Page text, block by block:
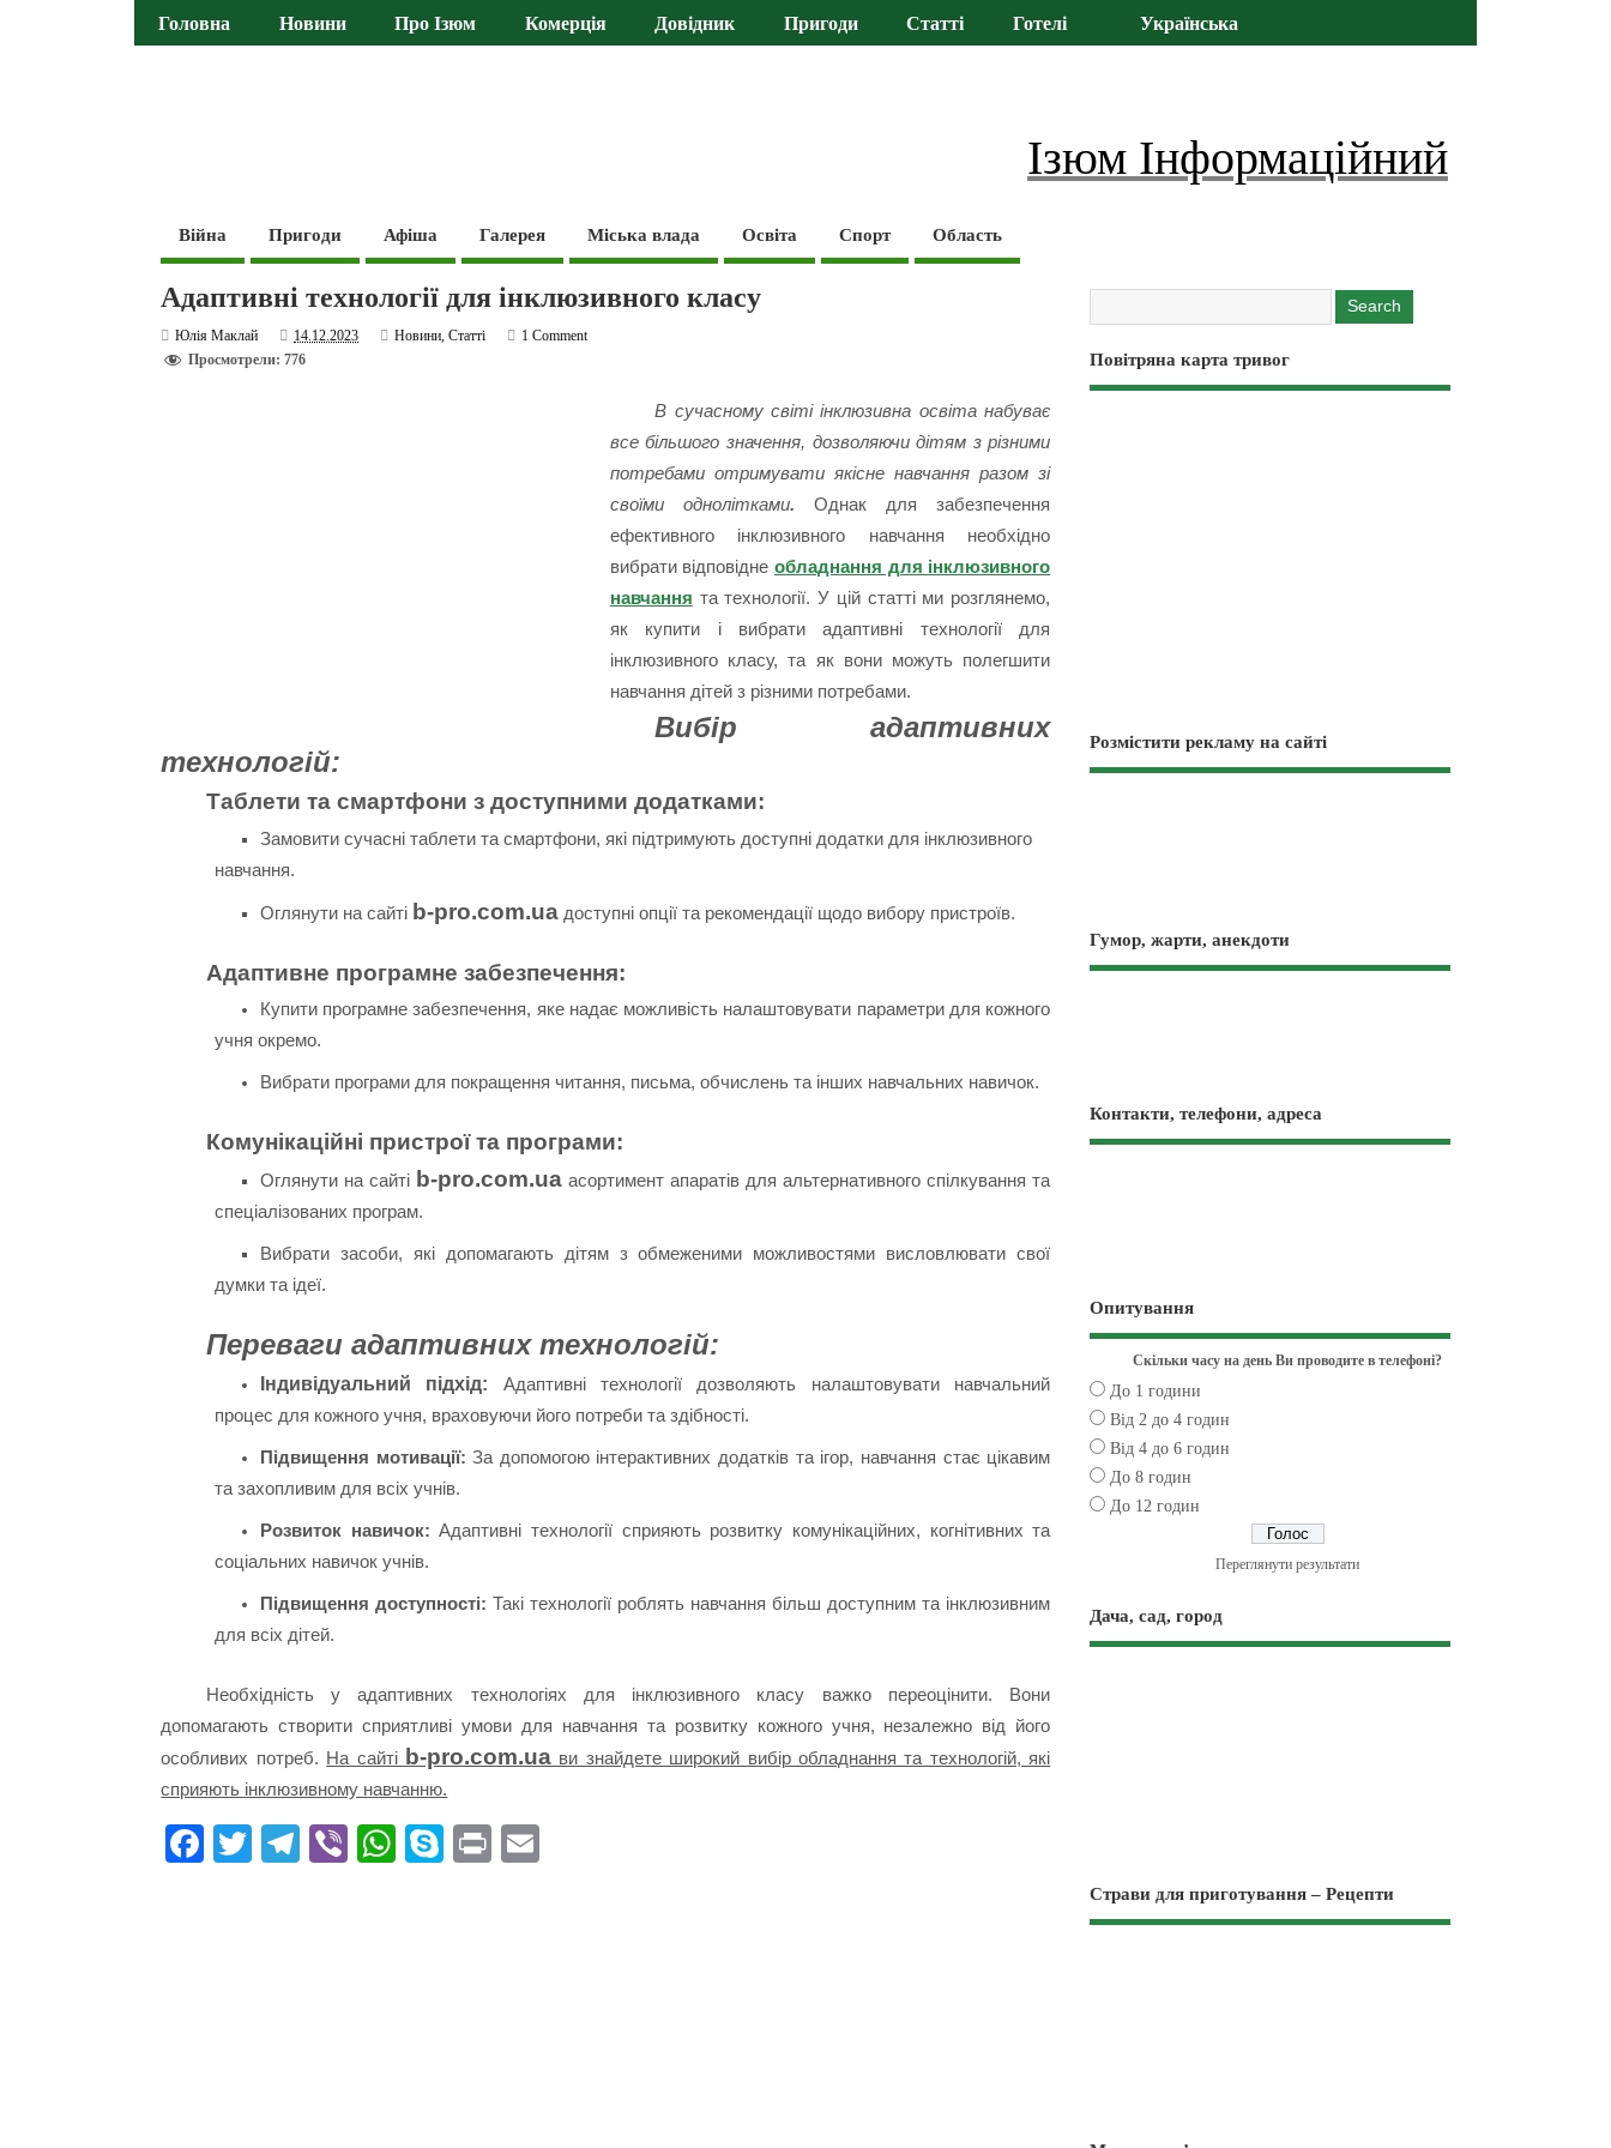
Головна Новини Про Ізюм Комерція Довідник Пригоди Статті Готелі Українська
Ізюм Інформаційний
Війна Пригоди Афіша Галерея Міська влада Освіта Спорт Область
Адаптивні технології для інклюзивного класу
Юлія Маклай 14.12.2023 Новини,Статті
1 Comment
Просмотрели: 776
В сучасному світі інклюзивна освіта набуває
все більшого значення, дозволяючи дітям з різними
потребами отримувати якісне навчання разом зі
своїми однолітками. Однак для забезпечення
ефективного інклюзивного навчання необхідно
вибрати відповіднеобладнання для інклюзивного
навчання та технології. У цій статті ми розглянемо,
як купити і вибрати адаптивні технології для
інклюзивного класу, та як вони можуть полегшити
навчання дітей з різними потребами.
Вибір адаптивних
технологій:
Таблети та смартфони з доступними додатками:
Замовити сучасні таблети та смартфони, які підтримують доступні додатки для інклюзивного
навчання.
Оглянути на сайті b-pro.com.uaдоступні опції та рекомендації щодо вибору пристроїв.
Адаптивне програмне забезпечення:
Купити програмне забезпечення, яке надає можливість налаштовувати параметри для кожного
учня окремо.
Вибрати програми для покращення читання, письма, обчислень та інших навчальних навичок.
Комунікаційні пристрої та програми:
Оглянути на сайті b-pro.com.ua асортимент апаратів для альтернативного спілкування та
спеціалізованих програм.
Вибрати засоби, які допомагають дітям з обмеженими можливостями висловлювати свої
думки та ідеї.
Переваги адаптивних технологій:
Індивідуальний підхід: Адаптивні технології дозволяють налаштовувати навчальний
процес для кожного учня, враховуючи його потреби та здібності.
Підвищення мотивації: За допомогою інтерактивних додатків та ігор, навчання стає цікавим
та захопливим для всіх учнів.
Розвиток навичок: Адаптивні технології сприяють розвитку комунікаційних, когнітивних та
соціальних навичок учнів.
Підвищення доступності: Такі технології роблять навчання більш доступним та інклюзивним
для всіх дітей.
Необхідність у адаптивних технологіях для інклюзивного класу важко переоцінити. Вони
допомагають створити сприятливі умови для навчання та розвитку кожного учня, незалежно від його
особливих потреб. На сайті b-pro.com.ua ви знайдете широкий вибір обладнання та технологій, які
сприяють інклюзивному навчанню.
Fa T
Te Vi
W
S
Pr
Повітряна карта тривог
Розмістити рекламу на сайті
Гумор, жарти, анекдоти
Контакти, телефони, адреса
Опитування
Скільки часу на день Ви проводите в телефоні?
До 1 години
Від 2 до 4 годин
Від 4 до 6 годин
До 8 годин
До 12 годин
Переглянути результати
Дача, сад, город
Страви для приготування – Рецепти